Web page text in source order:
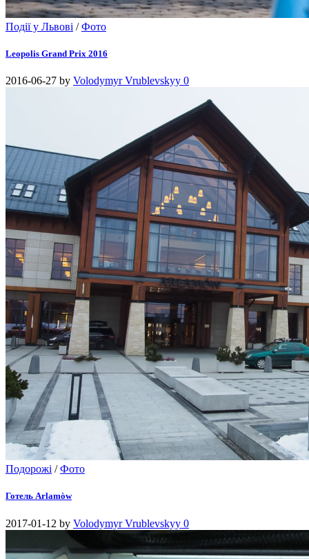
Події у Львові /Фото
Leopolis Grand Prix 2016
2016-06-27 by Volodymyr Vrublevskyy 0
Подорожі /Фото
Готель Arlamòw
2017-01-12 by Volodymyr Vrublevskyy 0